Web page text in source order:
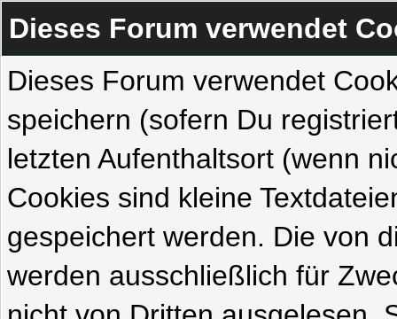
Dieses Forum verwendet
Dieses Forum verwendet
speichern (sofern Du
letzten Aufenthaltsort (wenn
Cookies sind kleine
gespeichert werden. Die von
werden ausschließlich für